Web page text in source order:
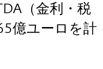
（金利・税
億ユーロを計